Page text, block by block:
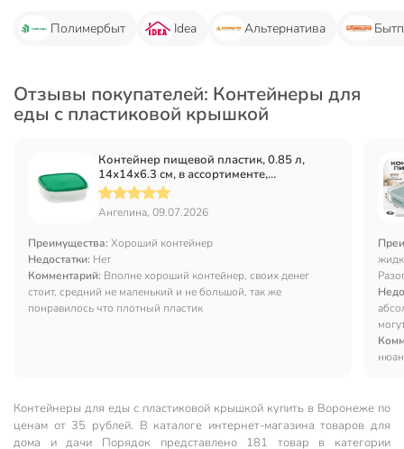
Полимербыт Idea Альтернатива
Отзывы покупателей: Контейнеры для
еды с пластиковой крышкой
Контейнер пищевой пластик, 0.85 л,
14х14х6.3 см, в ассортименте,
квадратный, Стандарт Пластик Групп
Ангелина, 09.07.2026
Преимущества: Хороший контейнер
Недостатки: Нет
Комментарий: Вполне хороший контейнер, своих денег
стоит, средний не маленький и не большой, так же
понравилось что плотный пластик
по
Контейнеры для еды с пластиковой крышкой купить в Воронеже по
ценам от 35 рублей. В каталоге интернет-магазина товаров для
дома и дачи Порядок представлено 181 товар в категории